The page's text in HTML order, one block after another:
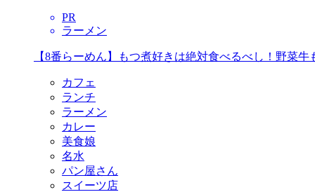
PR
ラーメン
【8番らーめん】もつ煮好きは絶対食べるべし！野菜
カフェ
ランチ
ラーメン
カレー
美食娘
名水
パン屋さん
スイーツ店